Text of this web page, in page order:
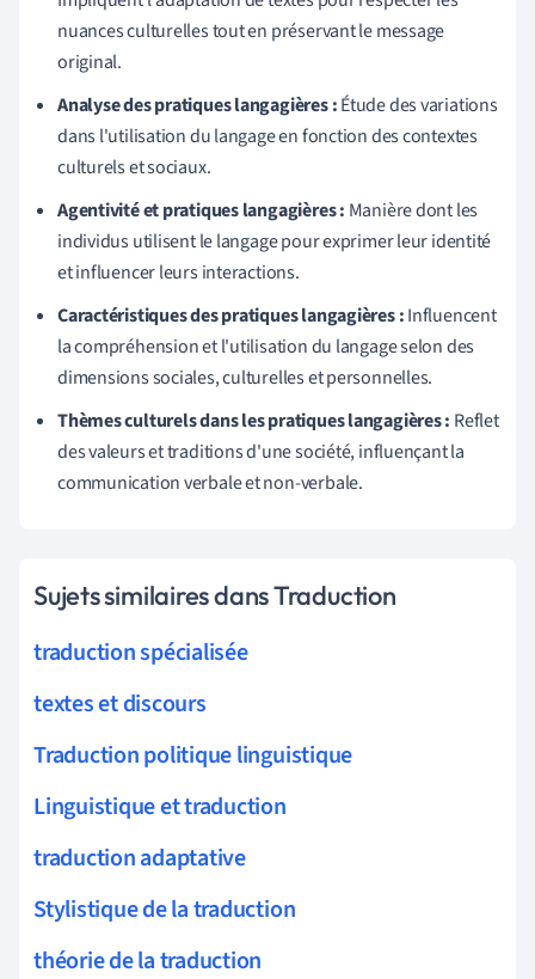
nuances culturelles tout en préservant le message
original.
Analyse des pratiques langagières :Étude des variations
dans l'utilisation du langage en fonction des contextes
culturels et sociaux.
Agentivité et pratiques langagières : Manière dont les
individus utilisent le langage pour exprimer leur identité
et influencer leurs interactions.
Caractéristiques des pratiques langagières :Influencent
la compréhension et l'utilisation du langage selon des
dimensions sociales, culturelles et personnelles.
Thèmes culturels dans les pratiques langagières : Reflet
des valeurs et traditions d'une société, influençant la
communication verbale et non-verbale.
Sujets similaires dans Traduction
traduction spécialisée
textes et discours
Traduction politique linguistique
Linguistique et traduction
traduction adaptative
Stylistique de la traduction
théorie de la traduction